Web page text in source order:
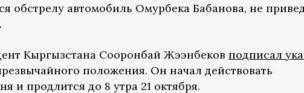
обстрелу автомобиль Омурбека Бабанова, не
Кыргызстана Сооронбай Жээнбеков подписал
положения. Он начал действовать
и продлится до 8 утра 21 октября.